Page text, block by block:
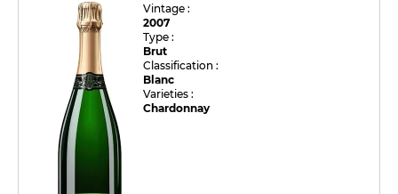
Vintage :
2007
Type :
Brut
Classification :
Blanc
Varieties :
Chardonnay